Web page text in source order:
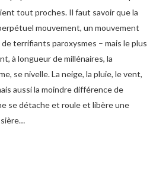
tout proches. Il faut savoir que la
mouvement, un mouvement
terrifiants paroxysmes – mais le plus
à longueur de millénaires, la
se nivelle. La neige, la pluie, le vent,
aussi la moindre différence de
se détache et roule et libère une